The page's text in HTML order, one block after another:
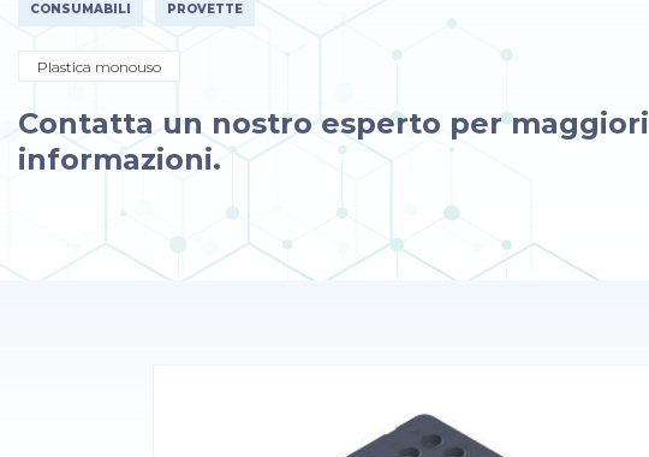
CONSUMABILI PROVETTE
Plastica monouso
Contatta un nostro esperto per maggiori
informazioni.